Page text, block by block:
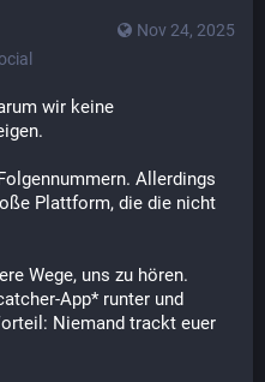
Nov 24, 2025
wir keine
Allerdings
Plattform, die die nicht
Wege, uns zu hören.
App* runter und
Niemand trackt euer